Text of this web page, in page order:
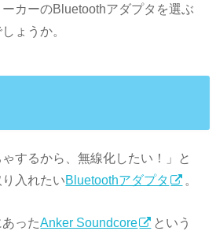
カーのBluetoothアダプタを選ぶ
ょうか。
ゃするから、無線化したい！」と
入れたいBluetoothアダプタ 。
ったAnker Soundcore
という